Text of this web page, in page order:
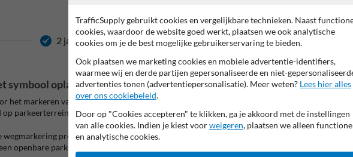
2 jaar fabrieksgarantie Zichtbaarheid tot 730 dagen Water- en
symbool oplaadpunt inclusief aanbrengen op locatie
het markeren van parkeerplaatsen voor elektrische voertuigen? Onze wegmarkering voor
parkeerterreinen, zodat elektrische voertuigen eenvoudig hun oplaadpunt kunnen vinden.
professioneel op locatie aan te brengen. Met jarenlange ervaring en expertise
openbare parkeerplaats, een bedrijfsterrein of een particuliere parkeerplaats, onze
TrafficSupply gebruikt cookies en vergelijkbare technieken. Naast
cookies, waardoor de website goed werkt, plaatsen we ook analytische
cookies om je de best mogelijke gebruikerservaring te bieden.
Ook plaatsen we marketing cookies en mobiele advertentie-identifiers,
waarmee wij en derde partijen gepersonaliseerde en niet-
advertenties tonen (advertentiepersonalisatie). Meer weten? Lees hier alles
over ons cookiebeleid.
Door op "Cookies accepteren" te klikken, ga je akkoord met de instellingen
van alle cookies. Indien je kiest voorweigeren, plaatsen we alleen
en analytische cookies.